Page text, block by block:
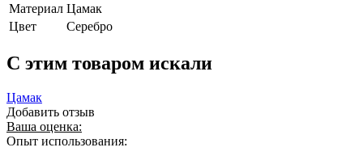
Материал Цамак
Цвет
Серебро
C этим товаром искали
Цамак
Добавить отзыв
Ваша оценка:
Опыт использования: